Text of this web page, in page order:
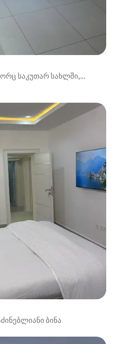
საკუთარ სახლში,
ბინა